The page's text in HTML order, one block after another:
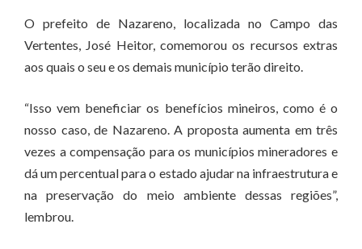
O prefeito de Nazareno, localizada no Campo das
Vertentes, José Heitor, comemorou os recursos extras
aos quais o seu e os demais município terão direito.
“Isso vem beneficiar os benefícios mineiros, como é o
nosso caso, de Nazareno. A proposta aumenta em três
vezes a compensação para os municípios mineradores e
dá um percentual para o estado ajudar na infraestrutura e
na preservação do meio ambiente dessas regiões”,
lembrou.